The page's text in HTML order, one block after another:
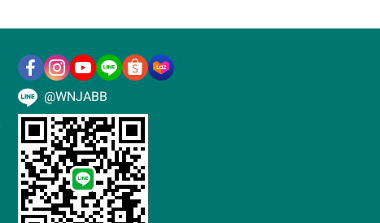
@WNJABB